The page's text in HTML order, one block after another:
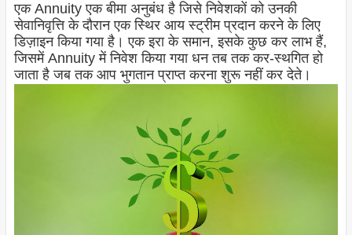
एक Annuity एक बीमा अनुबंध है जिसे निवेशकों को उनकी
सेवानिवृत्ति के दौरान एक स्थिर आय स्ट्रीम प्रदान करने के लिए
डिज़ाइन किया गया है। एक इरा के समान, इसके कुछ कर लाभ हैं,
जिसमें Annuity में निवेश किया गया धन तब तक कर-स्थगित हो
जाता है जब तक आप भुगतान प्राप्त करना शुरू नहीं कर देते।